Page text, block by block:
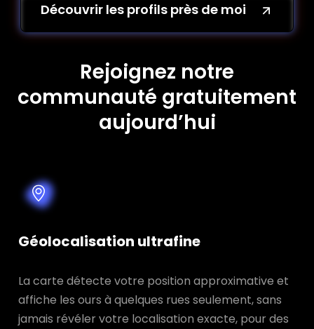
Découvrir les profils près de moi
Rejoignez notre
communauté gratuitement
aujourd’hui
Géolocalisation ultrafine
La carte détecte votre position approximative et
affiche les ours à quelques rues seulement, sans
jamais révéler votre localisation exacte, pour des